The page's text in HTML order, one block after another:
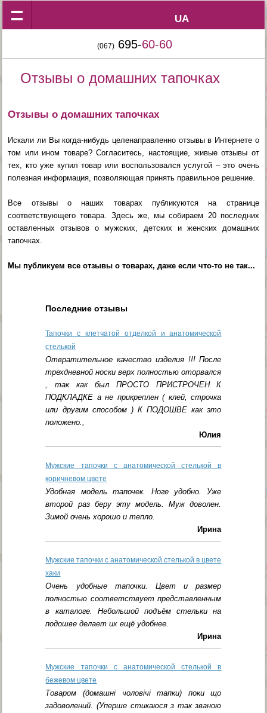
UA
UA
(067) 695-60-60
Отзывы о домашних тапочках
Отзывы о домашних тапочках
Искали ли Вы когда-нибудь целенаправленно отзывы в Интернете о
том или ином товаре? Согласитесь, настоящие, живые отзывы от
тех, кто уже купил товар или воспользовался услугой – это очень
полезная информация, позволяющая принять правильное решение.
Все отзывы о наших товарах публикуются на странице
соответствующего товара. Здесь же, мы собираем 20 последних
оставленных отзывов о мужских, детских и женских домашних
тапочках.
Мы публикуем все отзывы о товарах, даже если что-то не так...
Последние отзывы
Тапочки с клетчатой отделкой и анатомической
стелькой
Отвратительное качество изделия !!! После
трехдневной носки верх полностью оторвался
, так как был ПРОСТО ПРИСТРОЧЕН К
ПОДКЛАДКЕ а не прикреплен ( клей, строчка
или другим способом ) К ПОДОШВЕ как это
положено.,
Юлия
Мужские тапочки с анатомической стелькой в
коричневом цвете
Удобная модель тапочек. Ноге удобно. Уже
второй раз беру эту модель. Муж доволен.
Зимой очень хорошо и тепло.
Ирина
Мужские тапочки с анатомической стелькой в цвете
хаки
Очень удобные тапочки. Цвет и размер
полностью соответствует представленным
в каталоге. Небольшой подъём стельки на
подошве делает их ещё удобнее.
Ирина
Мужские тапочки с анатомической стелькой в
бежевом цвете
Товаром (домашні чоловічі тапки) поки що
задоволений. (Уперше стикаюся з так званою